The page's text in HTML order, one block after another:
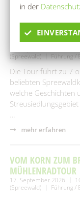
in der
DREHORTEN IN
(Spreewald)
Führung /
Die Tour führt zu 7
beliebten
welche Geschichten
…
mehr erfahren
VOM KORN ZUM
MÜHLENRADTOUR
17. September 2026
(Spreewald)
Führung /